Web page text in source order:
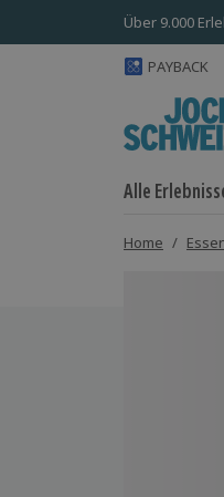
Über 9.000
PAYBACK
Alle
Home /